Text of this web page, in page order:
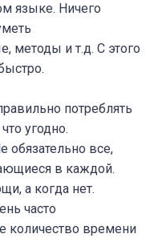
языке. Ничего
методы и т.д. С этого
потреблять
угодно.
обязательно все,
в каждой.
а когда нет.
часто
количество времени